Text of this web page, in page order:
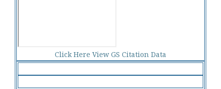
Click Here View GS Citation Data